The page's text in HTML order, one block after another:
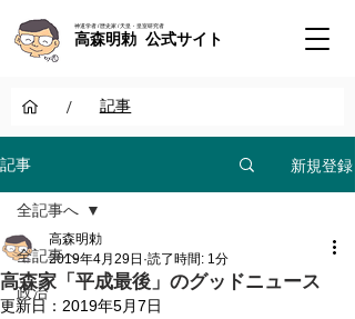
神道学者 / 歴史家 / 天皇・皇室研究者
高森明勅 公式サイト
/ 記事
記事 新規登録
全記事へ
政治
全記事へ
高森家「平成最後」のグッドニュース
高森明勅
2019年4月29日 読了時間: 1分
更新日： 2019年5月7日